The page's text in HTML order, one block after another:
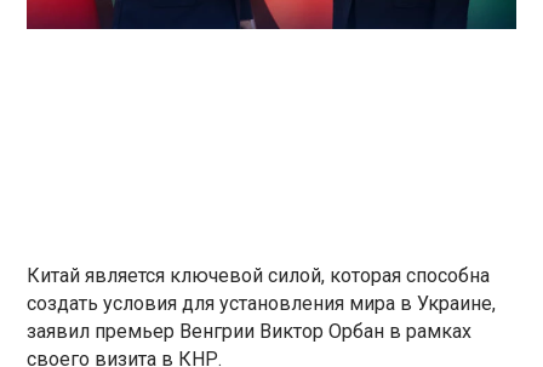
Китай является ключевой силой, которая способна
создать условия для установления мира в Украине,
заявил премьер Венгрии Виктор Орбан в рамках
своего визита в КНР.